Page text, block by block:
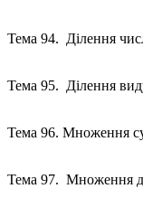
Тема 94. Ділення
Тема 95. Ділення
Тема 96. Множення
Тема 97. Множення